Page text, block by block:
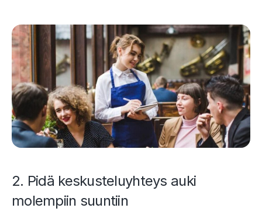
2. Pidä keskusteluyhteys auki
molempiin suuntiin